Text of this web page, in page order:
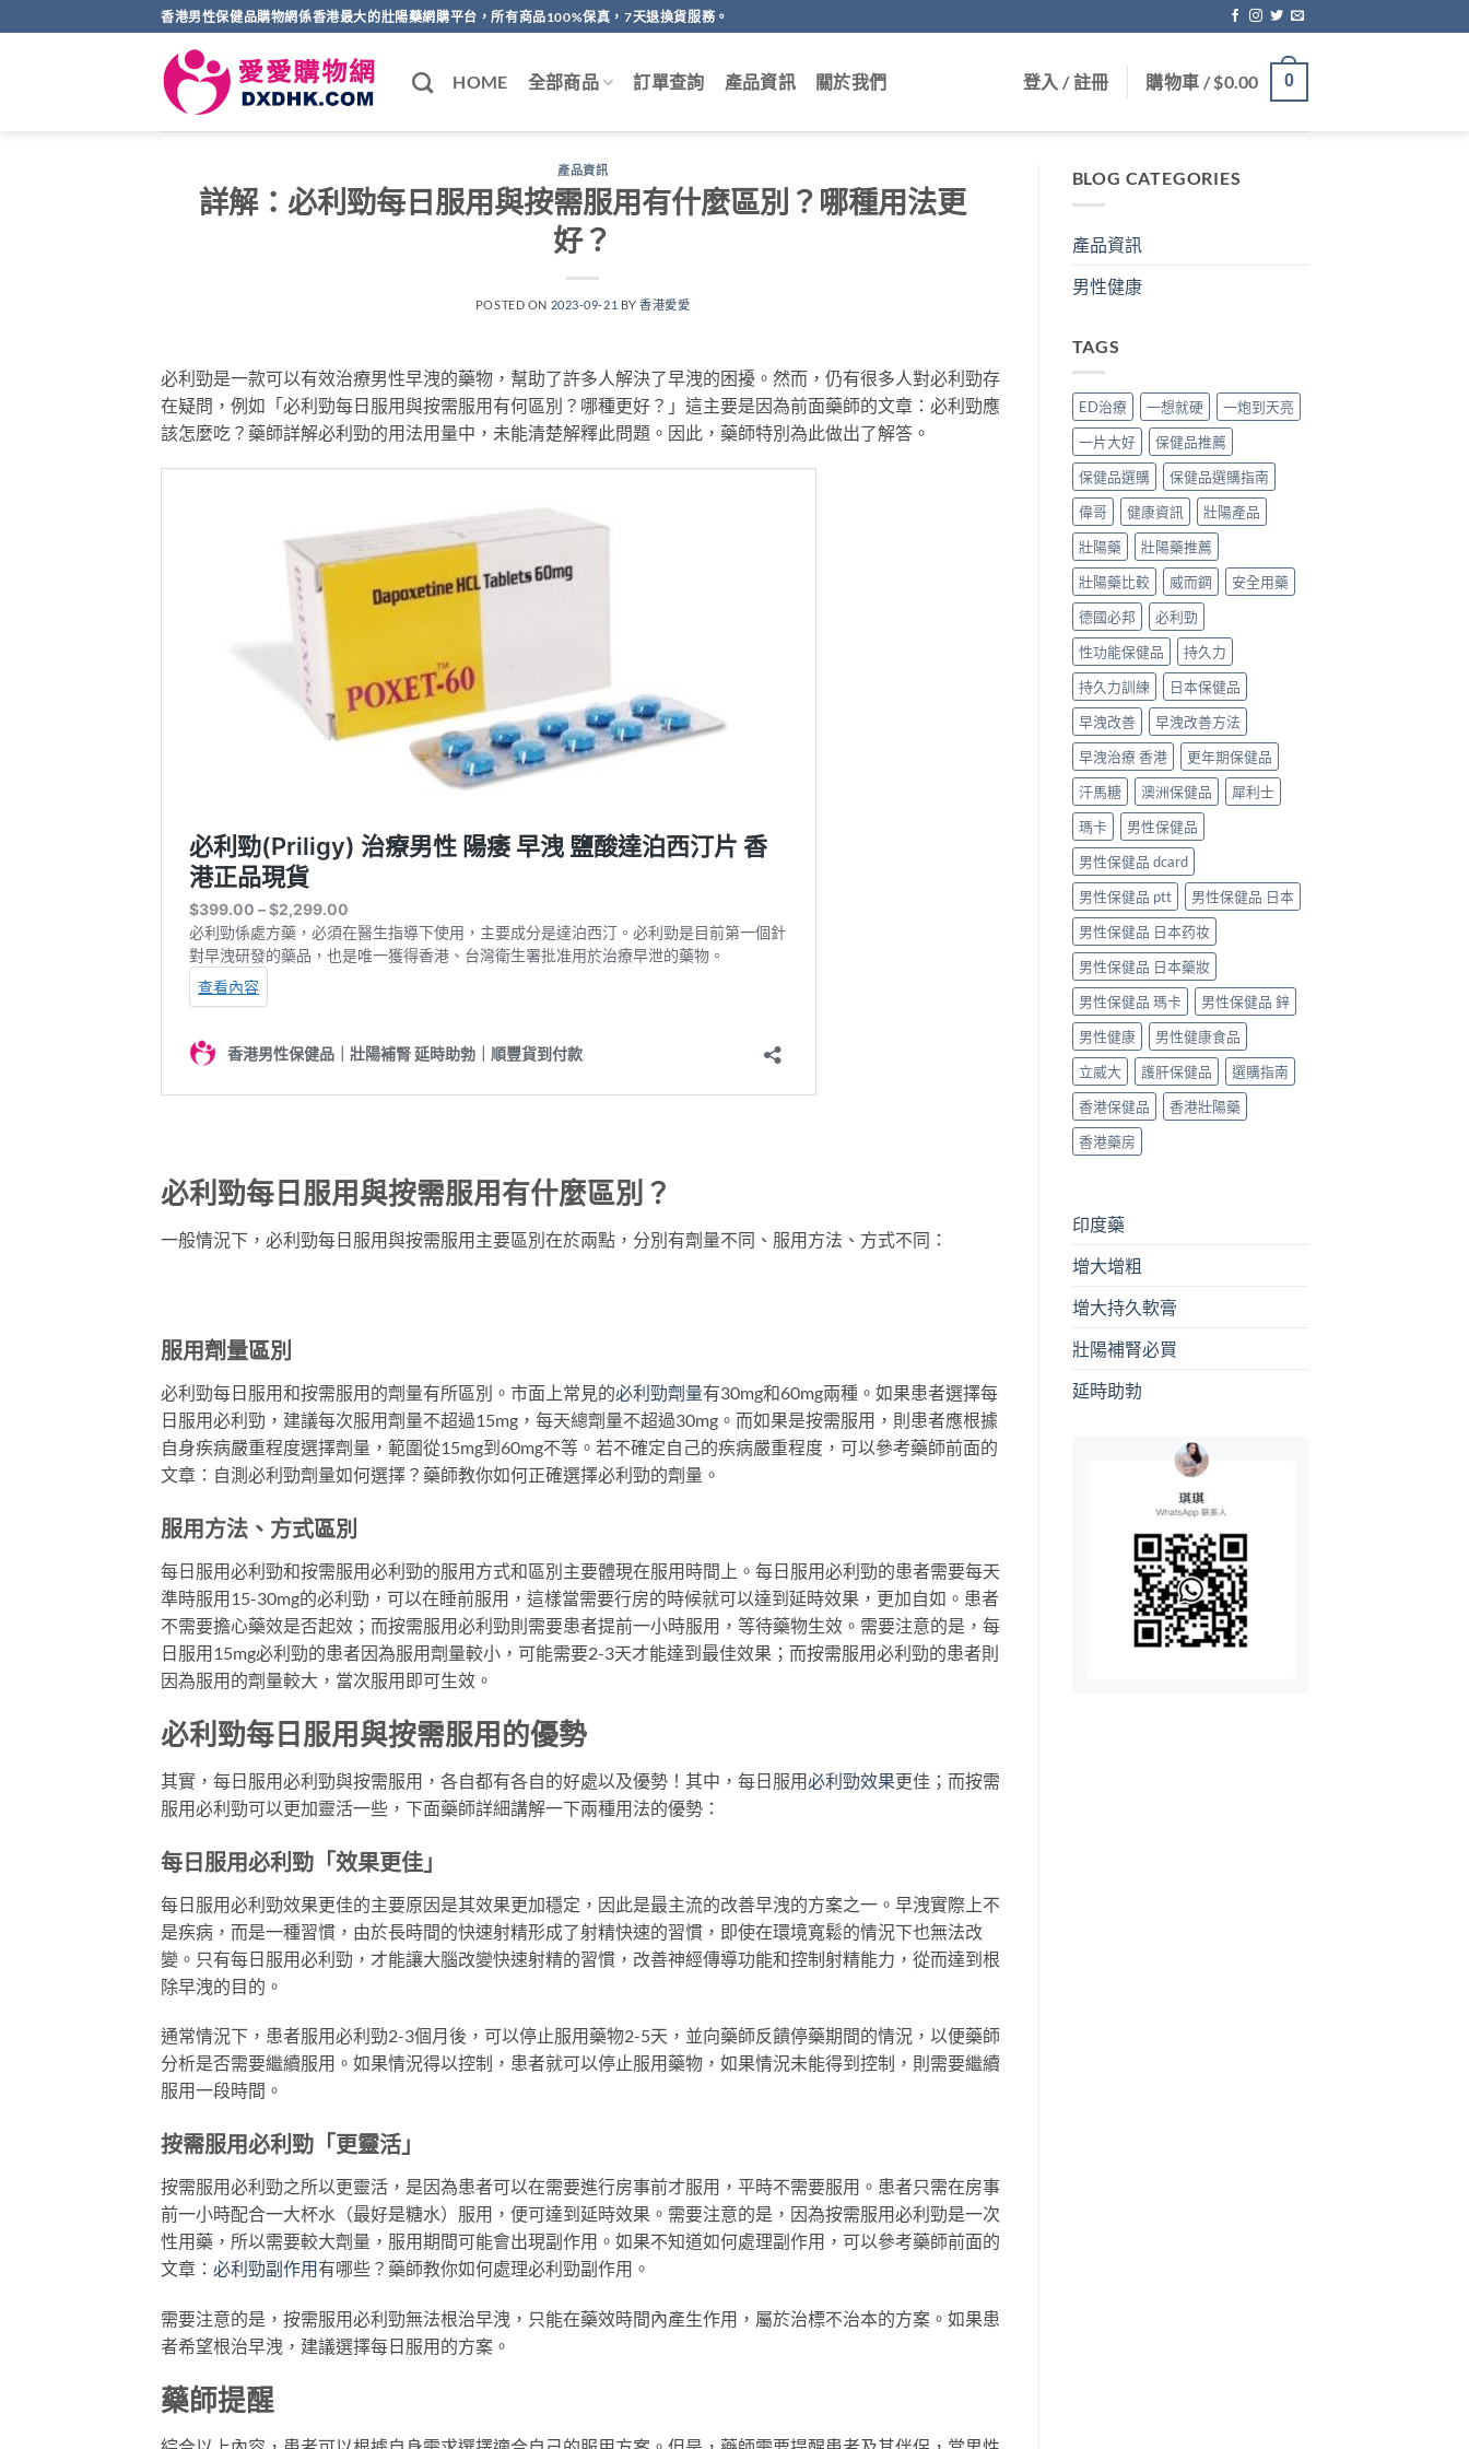
to
香港男性保健品購物網係香港最大的壯陽藥網購平台，所有商品100%保真，7天退換貨服務。
HOME 全部商品 訂單查詢 產品資訊 關於我們 登入 / 註冊 購物車 /$0.00 0
產品資訊
詳解：必利勁每日服用與按需服用有什麼區別？哪種用法更
好？
POSTED ON 2023-09-21 BY香港愛愛
必利勁是一款可以有效治療男性早洩的藥物，幫助了許多人解決了早洩的困擾。然而，仍有很多人對必利勁存
在疑問，例如「必利勁每日服用與按需服用有何區別？哪種更好？」這主要是因為前面藥師的文章：必利勁應
該怎麼吃？藥師詳解必利勁的用法用量中，未能清楚解釋此問題。因此，藥師特別為此做出了解答。
必利勁每日服用與按需服用有什麼區別？
一般情況下，必利勁每日服用與按需服用主要區別在於兩點，分別有劑量不同、服用方法、方式不同：
服用劑量區別
必利勁每日服用和按需服用的劑量有所區別。市面上常見的必利勁劑量有30mg和60mg兩種。如果患者選擇每
日服用必利勁，建議每次服用劑量不超過15mg，每天總劑量不超過30mg。而如果是按需服用，則患者應根據
自身疾病嚴重程度選擇劑量，範圍從15mg到60mg不等。若不確定自己的疾病嚴重程度，可以參考藥師前面的
文章：自測必利勁劑量如何選擇？藥師教你如何正確選擇必利勁的劑量。
服用方法、方式區別
每日服用必利勁和按需服用必利勁的服用方式和區別主要體現在服用時間上。每日服用必利勁的患者需要每天
準時服用15-30mg的必利勁，可以在睡前服用，這樣當需要行房的時候就可以達到延時效果，更加自如。患者
不需要擔心藥效是否起效；而按需服用必利勁則需要患者提前一小時服用，等待藥物生效。需要注意的是，每
日服用15mg必利勁的患者因為服用劑量較小，可能需要2-3天才能達到最佳效果；而按需服用必利勁的患者則
因為服用的劑量較大，當次服用即可生效。
必利勁每日服用與按需服用的優勢
其實，每日服用必利勁與按需服用，各自都有各自的好處以及優勢！其中，每日服用必利勁效果更佳；而按需
服用必利勁可以更加靈活一些，下面藥師詳細講解一下兩種用法的優勢：
每日服用必利勁「效果更佳」
每日服用必利勁效果更佳的主要原因是其效果更加穩定，因此是最主流的改善早洩的方案之一。早洩實際上不
是疾病，而是一種習慣，由於長時間的快速射精形成了射精快速的習慣，即使在環境寬鬆的情況下也無法改
變。只有每日服用必利勁，才能讓大腦改變快速射精的習慣，改善神經傳導功能和控制射精能力，從而達到根
除早洩的目的。
通常情況下，患者服用必利勁2-3個月後，可以停止服用藥物2-5天，並向藥師反饋停藥期間的情況，以便藥師
分析是否需要繼續服用。如果情況得以控制，患者就可以停止服用藥物，如果情況未能得到控制，則需要繼續
服用一段時間。
按需服用必利勁「更靈活」
按需服用必利勁之所以更靈活，是因為患者可以在需要進行房事前才服用，平時不需要服用。患者只需在房事
前一小時配合一大杯水（最好是糖水）服用，便可達到延時效果。需要注意的是，因為按需服用必利勁是一次
性用藥，所以需要較大劑量，服用期間可能會出現副作用。如果不知道如何處理副作用，可以參考藥師前面的
文章： 必利勁副作用 有哪些？藥師教你如何處理必利勁副作用。
需要注意的是，按需服用必利勁無法根治早洩，只能在藥效時間內產生作用，屬於治標不治本的方案。如果患
者希望根治早洩，建議選擇每日服用的方案。
藥師提醒
BLOG CATEGORIES
產品資訊
男性健康
TAGS
ED治療 一想就硬
一炮到天亮
一片大好
保健品推薦
保健品選購
保健品選購指南
偉哥
健康資訊
壯陽產品
壯陽藥
壯陽藥推薦
壯陽藥比較
威而鋼
安全用藥
德國必邦
必利勁
性功能保健品
持久力
持久力訓練
日本保健品
早洩改善
早洩改善方法
早洩治療 香港
更年期保健品
汗馬糖
澳洲保健品
犀利士
瑪卡
男性保健品
男性保健品 dcard
男性保健品 ptt
男性保健品 日本
男性保健品 日本药妆
男性保健品 日本藥妝
男性保健品 瑪卡
男性保健品 鋅
男性健康
男性健康食品
立威大
護肝保健品
選購指南
香港保健品
香港壯陽藥
香港藥房
印度藥
增大增粗
增大持久軟膏
壯陽補腎必買
延時助勃